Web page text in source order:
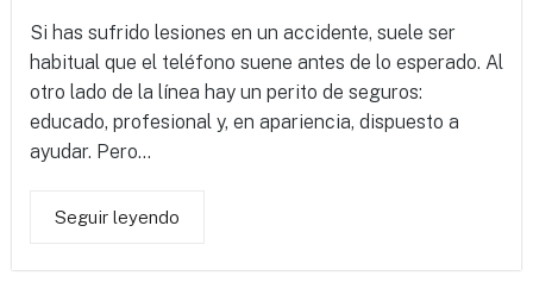
Si has sufrido lesiones en un accidente, suele ser
habitual que el teléfono suene antes de lo esperado. Al
otro lado de la línea hay un perito de seguros:
educado, profesional y, en apariencia, dispuesto a
ayudar. Pero...
Seguir leyendo